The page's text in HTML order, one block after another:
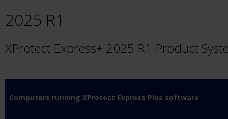
2025 R1
XProtect Express+ 2025 R1 Product
Computers running XProtect Express Plus software